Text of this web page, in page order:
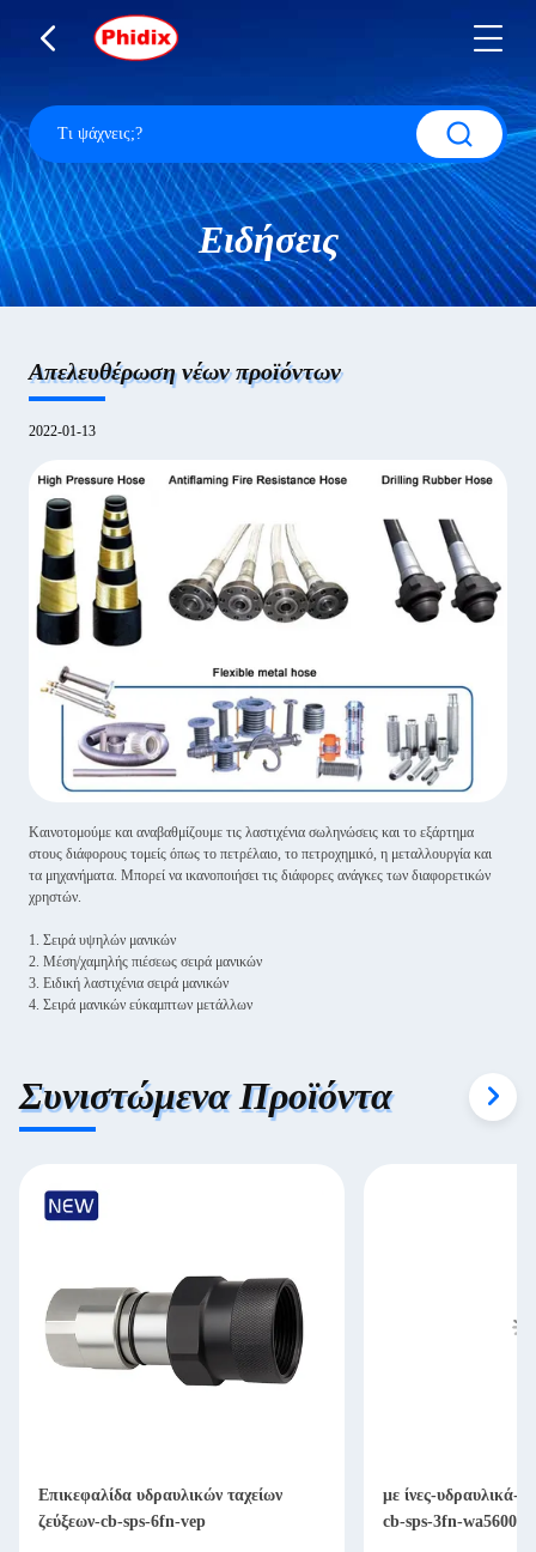
Ειδήσεις
Απελευθέρωση νέων προϊόντων
2022-01-13
Καινοτομούμε και αναβαθμίζουμε τις λαστιχένια σωληνώσεις και το εξάρτημα
στους διάφορους τομείς όπως το πετρέλαιο, το πετροχημικό, η μεταλλουργία και
τα μηχανήματα. Μπορεί να ικανοποιήσει τις διάφορες ανάγκες των διαφορετικών
χρηστών.
1. Σειρά υψηλών μανικών
2. Μέση/χαμηλής πιέσεως σειρά μανικών
3. Ειδική λαστιχένια σειρά μανικών
4. Σειρά μανικών εύκαμπτων μετάλλων
Συνιστώμενα Προϊόντα
Επικεφαλίδα υδραυλικών ταχείων
ζεύξεων-cb-sps-6fn-vep
με ίνες-υδραυλικά-
cb-sps-3fn-wa56000